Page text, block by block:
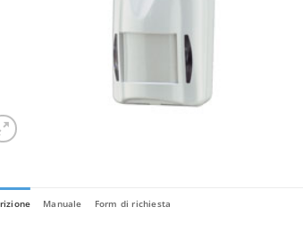
Manuale Form di richiesta